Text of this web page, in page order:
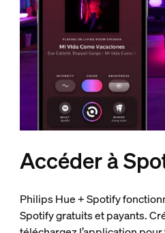
Accéder à
Philips Hue + Spotify
Spotify gratuits et payants.